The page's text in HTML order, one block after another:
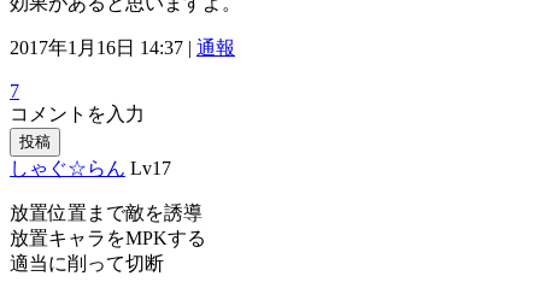
2017年1月16日 14:37 | 通報
7
コメントを入力
投稿
しゃぐ☆らん Lv17
放置位置まで敵を誘導
放置キャラをMPKする
適当に削って切断